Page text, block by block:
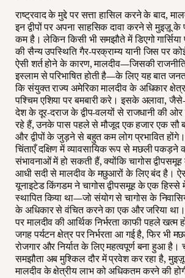
राष्ट्रवाद के मुद्दे पर सत्ता हासिल करने के बाद,
इन द्वीपों पर अपना साहसिक दावा करने से मुइज़ू
कम है। लेकिन किसी भी समझौते में डिएगो
की सैन्य उपस्थिति गैर-परक्राम्य यानी जिस पर
ऐसी शर्त होने के कारण, मालदीव—जिसकी
इस्लाम से परिभाषित होती है—के लिए यह बात
कि संयुक्त राज्य अमेरिका मालदीव के अधिकार
पश्चिम एशिया पर बमबारी करे। इसके अलावा,
देश के दूर-दराज के द्वीप-वलयों से राजधानी की
रहे हैं, उनके पास पहले से मौजूद एक हजार एक सौ
और द्वीपों के जुड़ने से बहुत कम लोग प्रभावित
चिंताएँ दक्षिण में व्यावसायिक रूप से मछली पकड़ने
संभावनाओं में हो सकती हैं, क्योंकि चागोस
आधी सदी से मालदीव के मछुआरों के लिए बंद है।
यूनाइटेड किंगडम ने चागोस द्वीपसमूह के एक हिस्से
स्थापित किया था—जो संयोग से चागोस के
के अधिकार से वंचित करने का एक और जरिया
पर मालदीव की आर्थिक निर्भरता काफी पहले
जगह पर्यटन क्षेत्र पर निर्भरता आ गई है, फिर भी
रोजगार और निर्यात के लिए महत्वपूर्ण बना हुआ
समझौता अब मुश्किल दौर में प्रवेश कर रहा है,
मालदीव के क्षेत्रीय लाभ को अधिकतम करने की